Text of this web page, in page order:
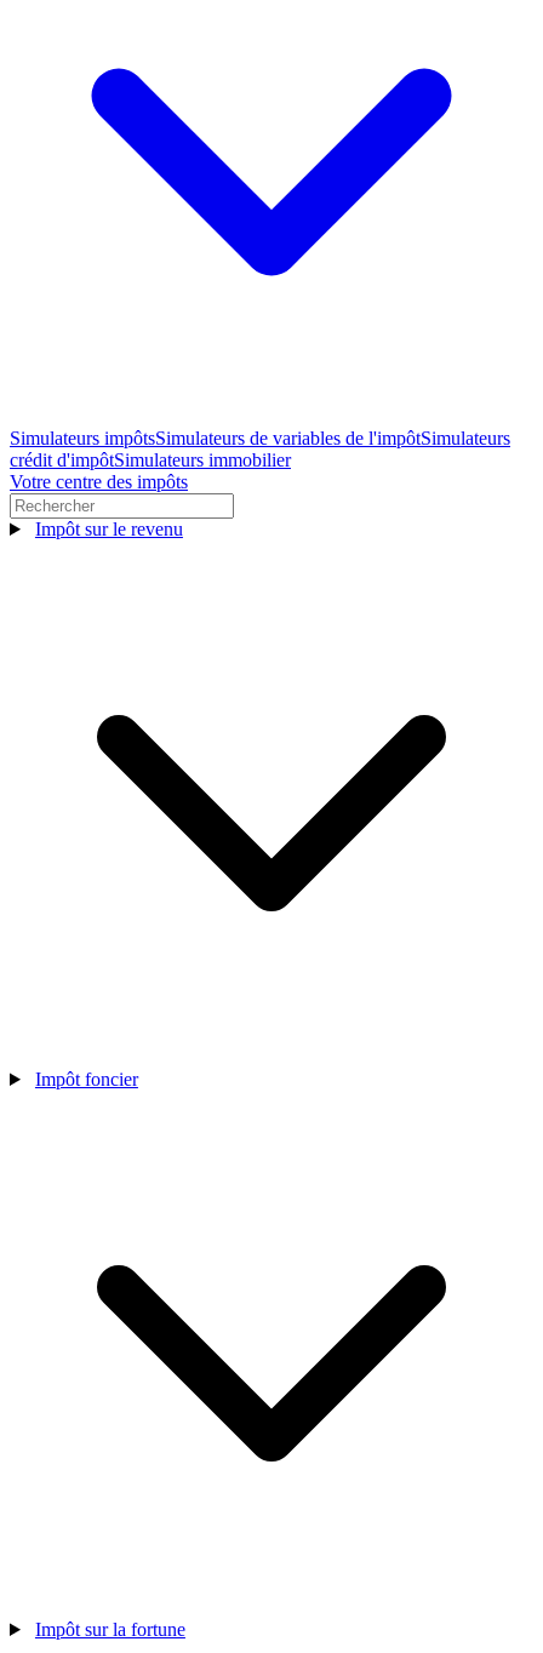
Simulateurs impôtsSimulateurs de variables de l'impôtSimulateurs
crédit d'impôtSimulateurs immobilier
Votre centre des impôts
Impôt sur le revenu
Impôt foncier
Impôt sur la fortune